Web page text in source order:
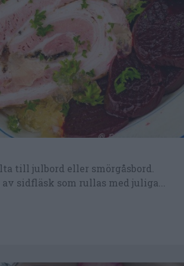
till julbord eller smörgåsbord.
sidfläsk som rullas med juliga...